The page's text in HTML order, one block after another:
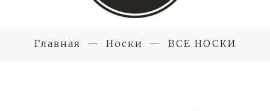
Главная Носки ВСЕ НОСКИ